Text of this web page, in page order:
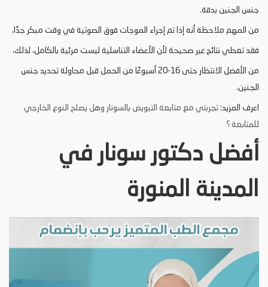
جنس الجنين بدقة.
من المهم ملاحظة أنه إذا تم إجراء الموجات فوق الصوتية في وقت مبكر جدًا،
فقد تعطي نتائج غير صحيحة لأن الأعضاء التناسلية ليست مرئية بالكامل، لذلك،
من الأفضل الانتظار حتى 16-20 أسبوعًا من الحمل قبل محاولة تحديد جنس
الجنين.
اعرف المزيد: تجربتي مع متابعة التبويض بالسونار وهل يصلح النوع الخارجي
للمتابعة ؟
أفضل دكتور سونار في
المدينة المنورة